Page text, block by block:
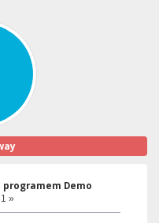
programem Demo
»